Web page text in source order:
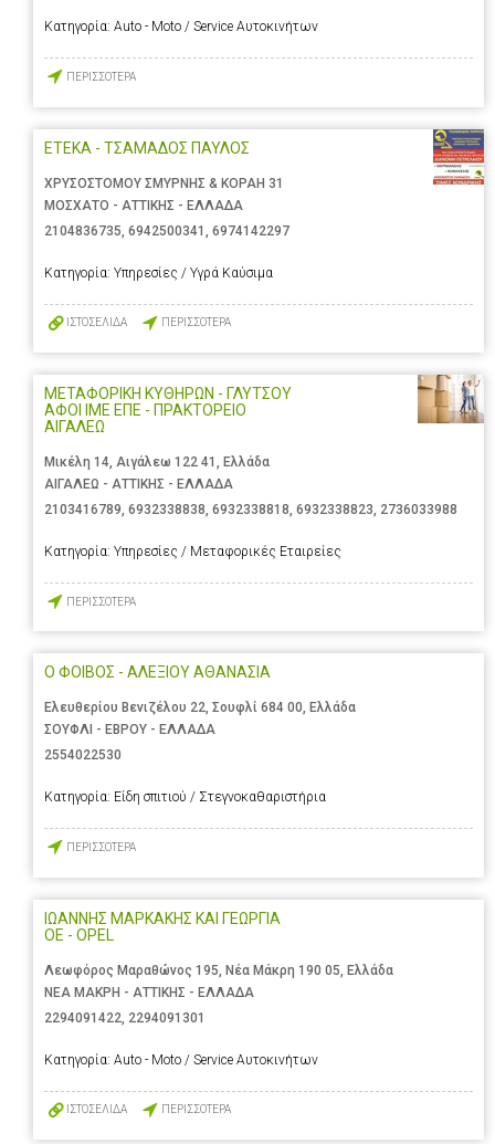
Κατηγορία: Auto - Moto / Service Αυτοκινήτων
ΠΕΡΙΣΣΟΤΕΡΑ
ΕΤΕΚΑ - ΤΣΑΜΑΔΟΣ ΠΑΥΛΟΣ
ΧΡΥΣΟΣΤΟΜΟΥ ΣΜΥΡΝΗΣ & ΚΟΡΑΗ 31
ΜΟΣΧΑΤΟ - ΑΤΤΙΚΗΣ - ΕΛΛΑΔΑ
2104836735 6942500341 6974142297
Κατηγορία: Υπηρεσίες / Υγρά Καύσιμα
ΙΣΤΟΣΕΛΙΔΑ ΠΕΡΙΣΣΟΤΕΡΑ
ΜΕΤΑΦΟΡΙΚΗ ΚΥΘΗΡΩΝ - ΓΛΥΤΣΟΥ
ΑΦΟΙ ΙΜΕ ΕΠΕ - ΠΡΑΚΤΟΡΕΙΟ
ΑΙΓΑΛΕΩ
Μικέλη 14, Αιγάλεω 122 41, Ελλάδα
ΑΙΓΑΛΕΩ - ΑΤΤΙΚΗΣ - ΕΛΛΑΔΑ
2103416789, 6932338838, 6932338818, 6932338823, 2736033988
Κατηγορία: Υπηρεσίες / Μεταφορικές Εταιρείες
ΠΕΡΙΣΣΟΤΕΡΑ
Ο ΦΟΙΒΟΣ - ΑΛΕΞΙΟΥ ΑΘΑΝΑΣΙΑ
Ελευθερίου Βενιζέλου 22, Σουφλί 684 00, Ελλάδα
ΣΟΥΦΛΙ - ΕΒΡΟΥ - ΕΛΛΑΔΑ
2554022530
Κατηγορία: Είδη σπιτιού / Στεγνοκαθαριστήρια
ΠΕΡΙΣΣΟΤΕΡΑ
ΙΩΑΝΝΗΣ ΜΑΡΚΑΚΗΣ ΚΑΙ ΓΕΩΡΓΙΑ
ΟΕ - OPEL
Λεωφόρος Μαραθώνος 195, Νέα Μάκρη 190 05, Ελλάδα
ΝΕΑ ΜΑΚΡΗ - ΑΤΤΙΚΗΣ - ΕΛΛΑΔΑ
2294091422 2294091301
Κατηγορία: Auto - Moto / Service Αυτοκινήτων
ΙΣΤΟΣΕΛΙΔΑ ΠΕΡΙΣΣΟΤΕΡΑ